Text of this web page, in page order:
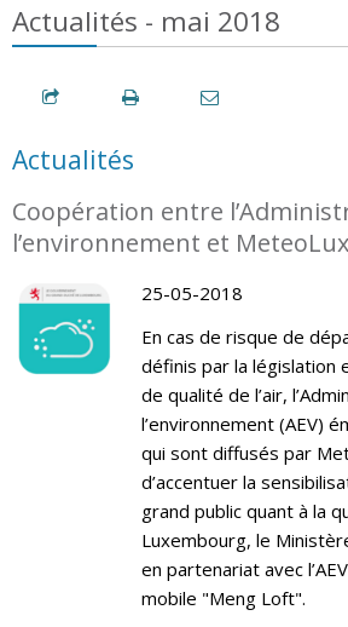
Actualités - mai 2018
Actualités
Coopération entre
l’environnement et MeteoLux
25-05-2018
En cas de risque de
définis par la législation
de qualité de l’air,
l’environnement (AEV)
qui sont diffusés par
d’accentuer la
grand public quant à la
Luxembourg, le
en partenariat avec
mobile "Meng Loft".